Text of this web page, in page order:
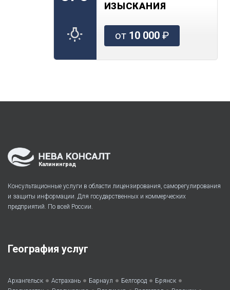
ИЗЫСКАНИЯ
от 10 000₽
Калининград
Консультационные услуги в области лицензирования, саморегулирования
и защиты информации. Для государственных и коммерческих
предприятий. По всей России.
География услуг
Архангельск • Астрахань • Барнаул • Белгород • Брянск •